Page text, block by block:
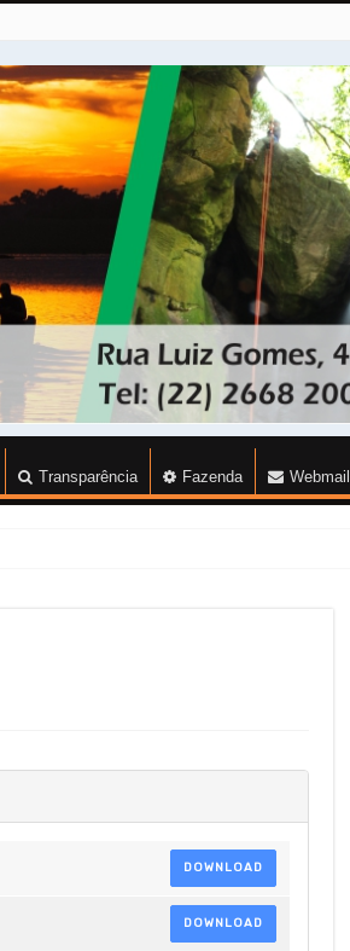
Transparência Fazenda Webmail
DOWNLOAD
DOWNLOAD